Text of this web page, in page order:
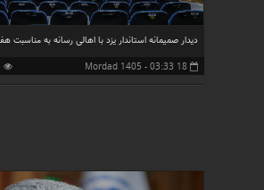
دیدار صمیمانه استاندار یزد با اهالی رسانه به مناسبت
18 Mordad 1405 - 03:33